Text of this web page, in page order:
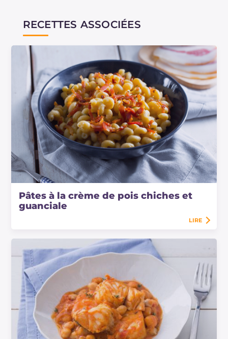
RECETTES ASSOCIÉES
Pâtes à la crème de pois chiches et
guanciale
LIRE